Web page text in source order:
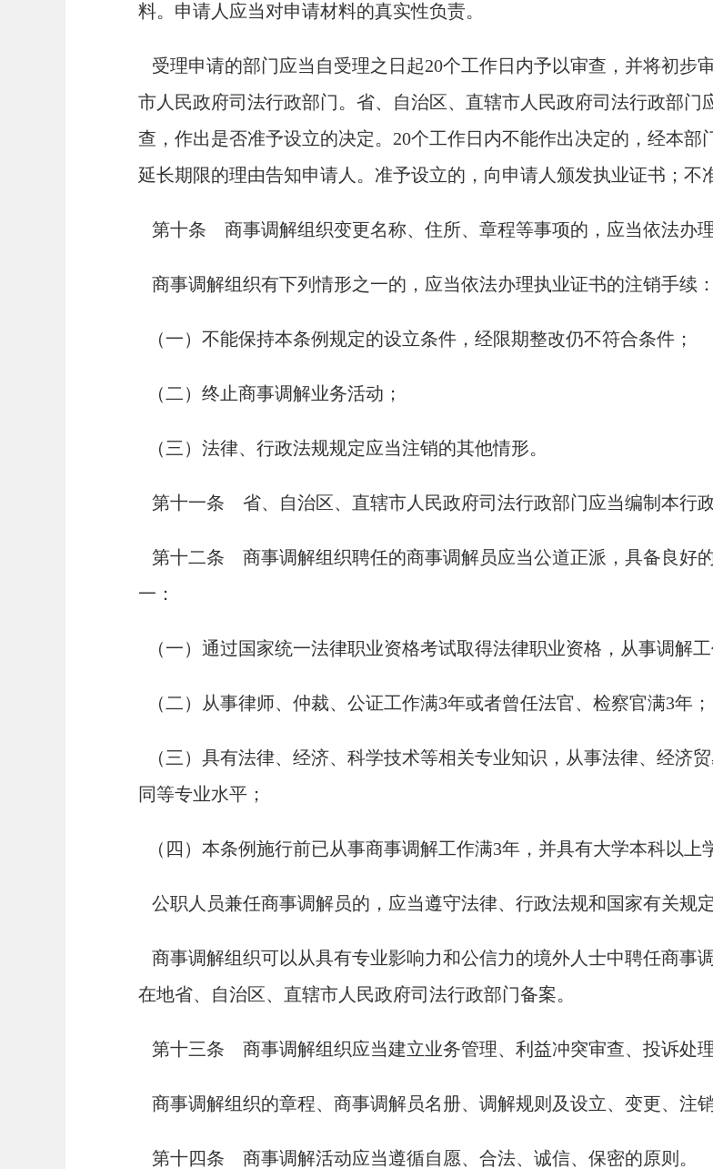
料。申请人应当对申请材料的真实性负责。
受理申请的部门应当自受理之日起20个工作日内予以审查，并将初步
市人民政府司法行政部门。省、自治区、直辖市人民政府司法行政部门
查，作出是否准予设立的决定。20个工作日内不能作出决定的，经本
延长期限的理由告知申请人。准予设立的，向申请人颁发执业证书；不
第十条 商事调解组织变更名称、住所、章程等事项的，应当依法办理
商事调解组织有下列情形之一的，应当依法办理执业证书的注销手续：
（一）不能保持本条例规定的设立条件，经限期整改仍不符合条件；
（二）终止商事调解业务活动；
（三）法律、行政法规规定应当注销的其他情形。
第十一条 省、自治区、直辖市人民政府司法行政部门应当编制本行
第十二条 商事调解组织聘任的商事调解员应当公道正派，具备良好
一：
（一）通过国家统一法律职业资格考试取得法律职业资格，从事调解工
（二）从事律师、仲裁、公证工作满3年或者曾任法官、检察官满3年；
（三）具有法律、经济、科学技术等相关专业知识，从事法律、经济
同等专业水平；
（四）本条例施行前已从事商事调解工作满3年，并具有大学本科以上
公职人员兼任商事调解员的，应当遵守法律、行政法规和国家有关规定
商事调解组织可以从具有专业影响力和公信力的境外人士中聘任商事
在地省、自治区、直辖市人民政府司法行政部门备案。
第十三条 商事调解组织应当建立业务管理、利益冲突审查、投诉处理
商事调解组织的章程、商事调解员名册、调解规则及设立、变更、注
第十四条 商事调解活动应当遵循自愿、合法、诚信、保密的原则。